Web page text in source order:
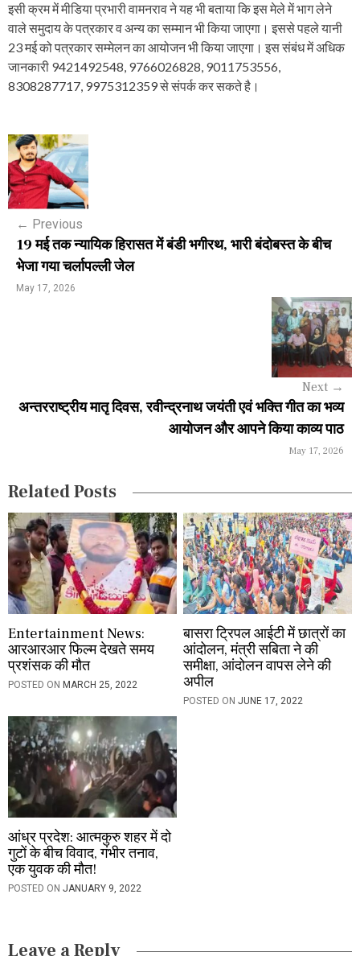
इसी क्रम में मीडिया प्रभारी वामनराव ने यह भी बताया कि इस मेले में भाग लेने
वाले समुदाय के पत्रकार व अन्य का सम्मान भी किया जाएगा। इससे पहले यानी
23 मई को पत्रकार सम्मेलन का आयोजन भी किया जाएगा। इस संबंध में अधिक
जानकारी 9421492548, 9766026828, 9011753556,
8308287717, 9975312359 से संपर्क कर सकते है।
P
o
s
n
a
o
n
← Previous
19 मई तक न्यायिक हिरासत में बंडी भगीरथ, भारी बंदोबस्त के बीच
भेजा गया चर्लापल्ली जेल
May 17, 2026
Next →
अन्तरराष्ट्रीय मातृ दिवस, रवीन्द्रनाथ जयंती एवं भक्ति गीत का भव्य
आयोजन और आपने किया काव्य पाठ
May 17, 2026
Related Posts
Entertainment News:
आरआरआर फिल्म देखते समय
प्रशंसक की मौत
POSTED ON MARCH 25, 2022
बासरा ट्रिपल आईटी में छात्रों का
आंदोलन, मंत्री सबिता ने की
समीक्षा, आंदोलन वापस लेने की
अपील
POSTED ONJUNE 17, 2022
आंध्र प्रदेश: आत्मकुरु शहर में दो
गुटों के बीच विवाद, गंभीर तनाव,
एक युवक की मौत!
POSTED ON JANUARY 9, 2022
Leave a Reply